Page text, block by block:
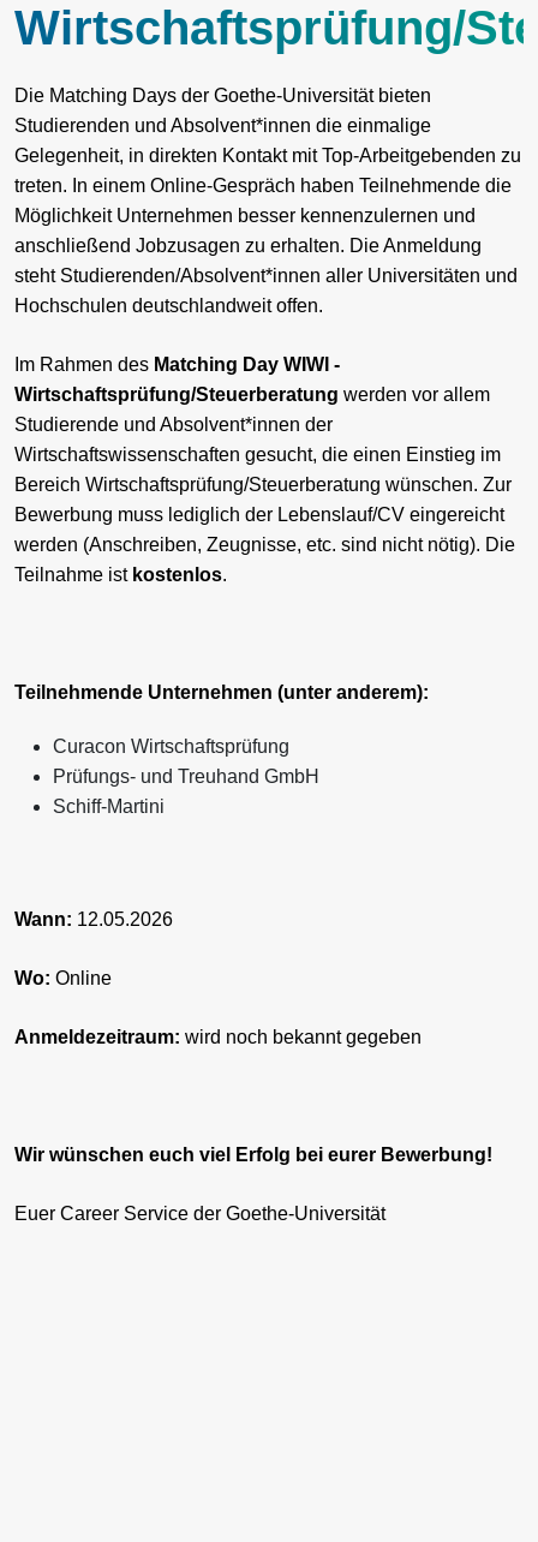
Wirtschaftsprüfung/
Die Matching Days der Goethe-Universität bieten
Studierenden und Absolvent*innen die einmalige
Gelegenheit, in direkten Kontakt mit Top-Arbeitgebenden zu
treten. In einem Online-Gespräch haben Teilnehmende die
Möglichkeit Unternehmen besser kennenzulernen und
anschließend Jobzusagen zu erhalten. Die Anmeldung
steht Studierenden/Absolvent*innen aller Universitäten und
Hochschulen deutschlandweit offen.
Im Rahmen des Matching Day WIWI -
Wirtschaftsprüfung/Steuerberatung werden vor allem
Studierende und Absolvent*innen der
Wirtschaftswissenschaften gesucht, die einen Einstieg im
Bereich Wirtschaftsprüfung/Steuerberatung wünschen. Zur
Bewerbung muss lediglich der Lebenslauf/CV eingereicht
werden (Anschreiben, Zeugnisse, etc. sind nicht nötig). Die
Teilnahme ist kostenlos.
Teilnehmende Unternehmen (unter anderem):
Curacon Wirtschaftsprüfung
Prüfungs- und Treuhand GmbH
Schiff-Martini
Wann: 12.05.2026
Wo: Online
Anmeldezeitraum: wird noch bekannt gegeben
Wir wünschen euch viel Erfolg bei eurer Bewerbung!
Euer Career Service der Goethe-Universität